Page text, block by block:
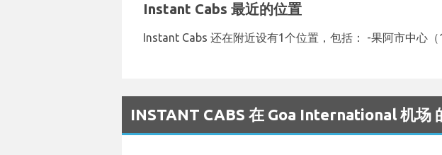
Instant Cabs 最近的位置
Instant Cabs 还在附近设有1个位置，包括： -果阿市中心（
INSTANT CABS 在 Goa International 机场